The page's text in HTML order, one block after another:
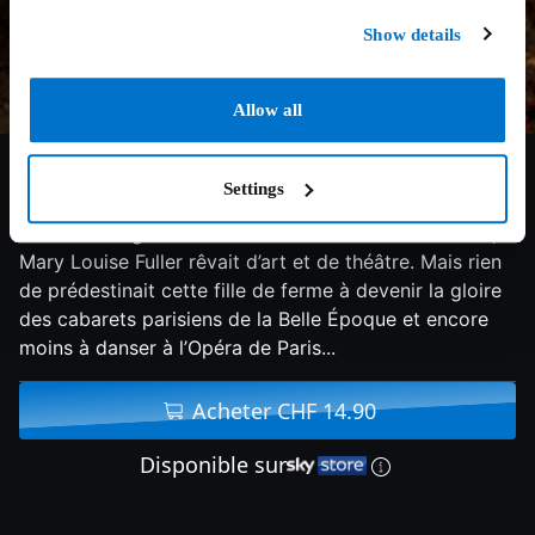
Show details
Allow all
Settings
Née dans le grand ouest américain du XIXème siècle,
Mary Louise Fuller rêvait d’art et de théâtre. Mais rien
de prédestinait cette fille de ferme à devenir la gloire
des cabarets parisiens de la Belle Époque et encore
moins à danser à l’Opéra de Paris...
Acheter CHF 14.90
Disponible sur